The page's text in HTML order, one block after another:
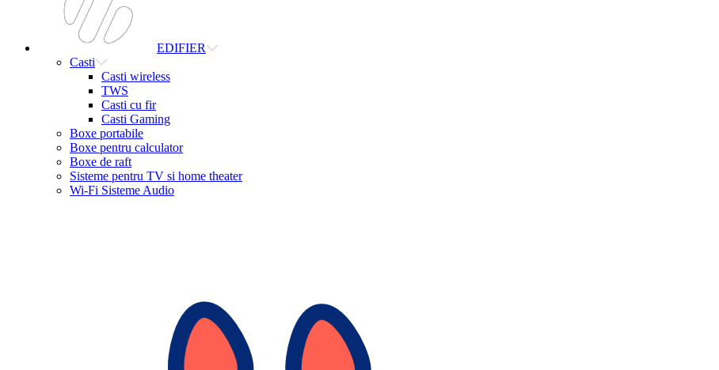
EDIFIER
Casti
Casti wireless
TWS
Casti cu fir
Casti Gaming
Boxe portabile
Boxe pentru calculator
Boxe de raft
Sisteme pentru TV si home theater
Wi-Fi Sisteme Audio